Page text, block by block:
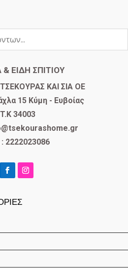
& ΕΙΔΗ ΣΠΙΤΙΟΥ
ΚΑΙ ΣΙΑ ΟΕ
15 Κύμη - Ευβοίας
T.K 34003
2222023086